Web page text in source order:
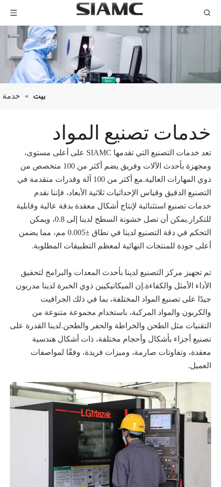
بيت » خدمة
خدمات تصنيع المواد
تعد خدمات التصنيع التي تقدمها SIAMC على أعلى مستوى،
ومجهزة بأحدث الآلات وفريق يضم أكثر من 100 متخصص من
ذوي المهارات العالية.مع أكثر من 100 آلة وقدرات متقدمة في
التصنيع الدقيق وقياس الإحداثيات ثلاثية الأبعاد، فإننا نقدم
خدمات تصنيع استثنائية لإنتاج أشكال معقدة بدقة عالية وقابلية
للتكرار.يمكن أن تصل خشونة السطح لدينا إلى 0.8، ويمكن
التحكم في دقة التصنيع لدينا في نطاق ±0.005 مم، مما يضمن
أعلى جودة للمنتجات النهائية لمعظم التطبيقات المطلوبة.
تم تجهيز مركز التصنيع لدينا بأحدث المعدات والبرامج لتحقيق
الأداء الأمثل والكفاءة.إن الميكانيكيين ذوي الخبرة لدينا مدربون
جيدًا على تصنيع المواد المختلفة، بما في ذلك الجرافيت
والكربون والمواد المركبة، باستخدام مجموعة متنوعة من
التقنيات مثل الطحن والخراطة والحفر والطحن.لدينا القدرة على
تصنيع أجزاء بأشكال وأحجام مختلفة، ذات أشكال هندسية
معقدة، وتفاوتات صارمة، وميزات فريدة، وفقًا لمواصفات
العميل.